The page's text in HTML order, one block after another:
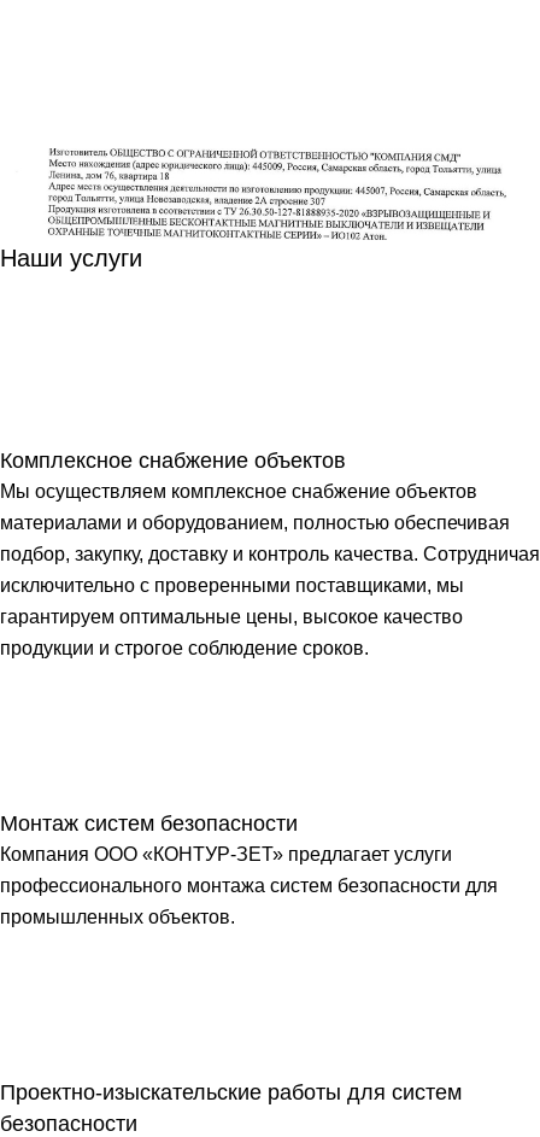
Наши услуги
Комплексное снабжение объектов
Мы осуществляем комплексное снабжение объектов
материалами и оборудованием, полностью обеспечивая
подбор, закупку, доставку и контроль качества. Сотрудничая
исключительно с проверенными поставщиками, мы
гарантируем оптимальные цены, высокое качество
продукции и строгое соблюдение сроков.
Монтаж систем безопасности
Компания ООО «КОНТУР-ЗЕТ» предлагает услуги
профессионального монтажа систем безопасности для
промышленных объектов.
Проектно-изыскательские работы для систем
безопасности